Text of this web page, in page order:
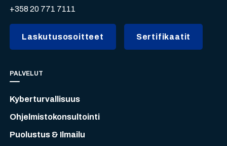
+358 20 771 7111
Laskutusosoitteet Sertifikaatit
PALVELUT
Kyberturvallisuus
Ohjelmistokonsultointi
Puolustus & Ilmailu